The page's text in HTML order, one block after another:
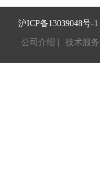
沪ICP备13039048号-1
公司介绍 | 技术服务